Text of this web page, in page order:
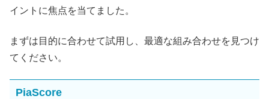
イントに焦点を当てました。
まずは目的に合わせて試用し、最適な組み合わせを見つけ
てください。
PiaScore